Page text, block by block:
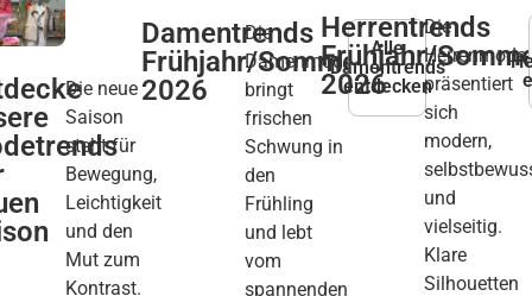
Die neue
Saison
steht für
Bewegung,
Leichtigkeit
und den
Mut zum
Kontrast.
Damentrends
Frühjahr/Sommer
2026
Die
Damenmode
bringt
frischen
Schwung in
den
Frühling
und lebt
vom
spannenden
Alle
Damentrends
entdecken
Herrentrends
Frühjahr/
2026
Die
Herrenmode
präsentiert
sich
modern,
und
vielseitig.
Klare
Silhouetten